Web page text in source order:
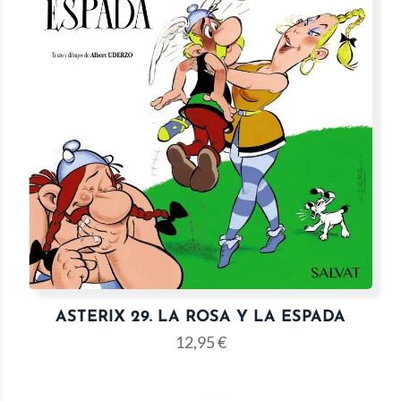
ASTERIX 29. LA ROSA Y LA ESPADA
12,95€